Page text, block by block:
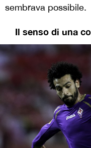
sembrava possibile.
Il senso di una